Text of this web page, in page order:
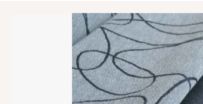
Bildergalerie überspringen